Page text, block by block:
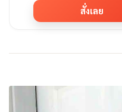
สั่งเลย